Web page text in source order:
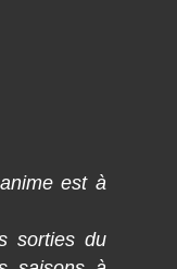
est à
sorties du